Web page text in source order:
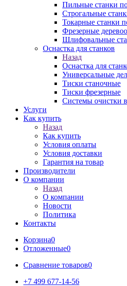
Пильные станки
Строгальные
Токарные станки
Фрезерные
Шлифовальные
Оснастка для станков
Назад
Оснастка для
Универсальные
Тиски станочные
Тиски фрезерные
Системы очистки
Услуги
Как купить
Назад
Как купить
Условия оплаты
Условия доставки
Гарантия на товар
Производители
О компании
Назад
О компании
Новости
Политика
Контакты
Корзина0
Отложенные0
Сравнение товаров0
+7 499 677-14-56